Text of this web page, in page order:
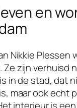
en
Nikkie Plessen
Ze zijn verhuisd
in de stad, dat
maar ook echt